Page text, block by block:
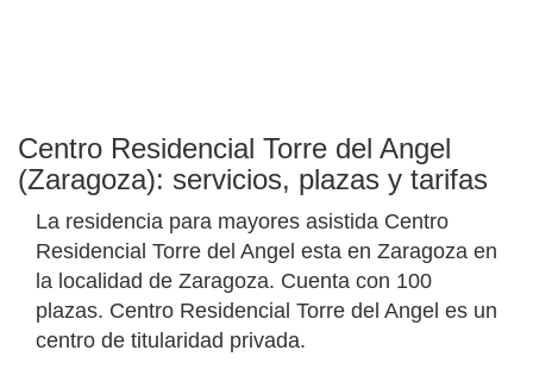
Centro Residencial Torre del Angel
(Zaragoza): servicios, plazas y tarifas
La residencia para mayores asistida Centro
Residencial Torre del Angel esta en Zaragoza en
la localidad de Zaragoza. Cuenta con 100
plazas. Centro Residencial Torre del Angel es un
centro de titularidad privada.